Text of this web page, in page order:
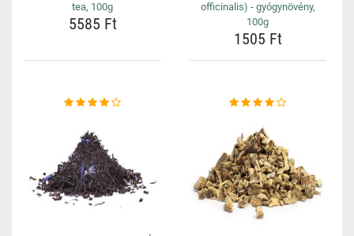
tea, 100g
5585 Ft
officinalis) - gyógynövény,
100g
1505 Ft